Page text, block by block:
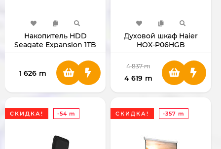
Накопитель HDD
Seagate Expansion 1TB
1 626 m
Духовой шкаф Haier
HOX-P06HGB
4 837 m
4 619 m
СКИДКА! -54 m СКИДКА! -357 m